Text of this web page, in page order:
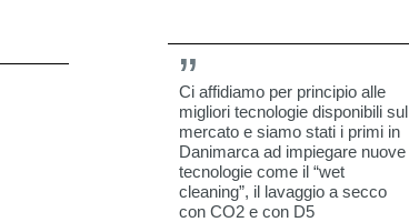
Ci affidiamo per principio alle
migliori tecnologie disponibili sul
mercato e siamo stati i primi in
Danimarca ad impiegare nuove
tecnologie come il “wet
cleaning”, il lavaggio a secco
con CO2 e con D5